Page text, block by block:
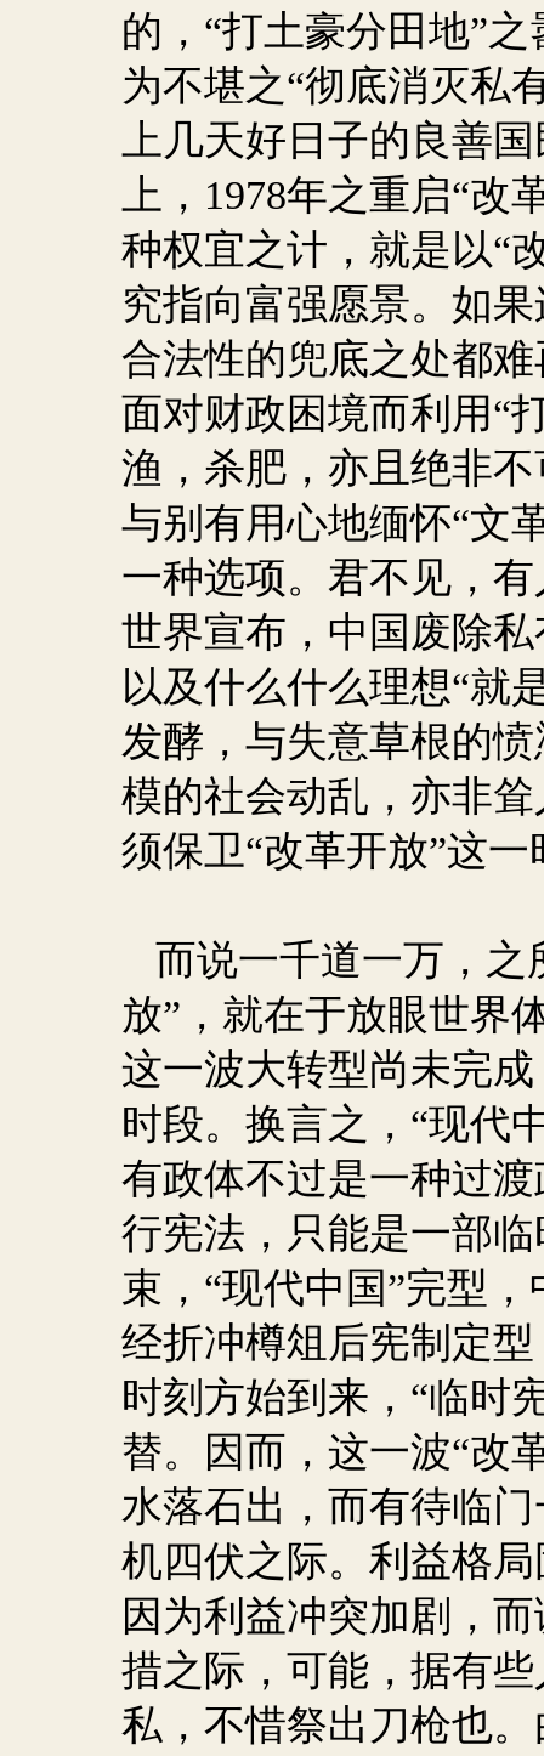
的，“打土豪分田地”
为不堪之“彻底消灭私
上几天好日子的良善
上， 1978年之重启“改
种权宜之计，就是以“
究指向富强愿景。如
合法性的兜底之处都
面对财政困境而利用“
渔，杀肥，亦且绝非
与别有用心地缅怀“文
一种选项。君不见，
世界宣布，中国废除
以及什么什么理想“就
发酵，与失意草根的
模的社会动乱，亦非
须保卫“改革开放”这
而说一千道一万，之
放”，就在于放眼世界
这一波大转型尚未完
时段。换言之，“现代
有政体不过是一种过
行宪法，只能是一部
束，“现代中国”完型
经折冲樽俎后宪制定
时刻方始到来，“临时
替。因而，这一波“改
水落石出，而有待临
机四伏之际。利益格
因为利益冲突加剧，
措之际，可能，据有
私，不惜祭出刀枪也